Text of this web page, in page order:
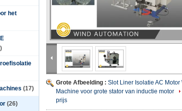
het
(17)
(26)
Grote Afbeelding : Slot Liner Isolatie AC Motor
Machine voor grote stator van inductie motor
prijs